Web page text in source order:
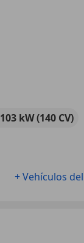
103 kW (140 CV)
+ Vehículos